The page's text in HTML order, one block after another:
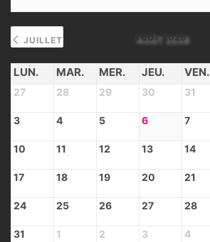
JUILLET AOÛT 2026
LUN. MAR. MER. JEU. VEN.
27 28 29 30 31
3 4 5 6 7
10 11 12 13 14
17 18 19 20 21
24 25 26 27 28
31 1 2 3 4